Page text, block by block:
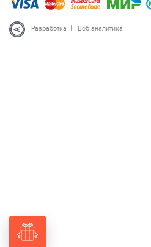
Разработка | Веб-аналитика